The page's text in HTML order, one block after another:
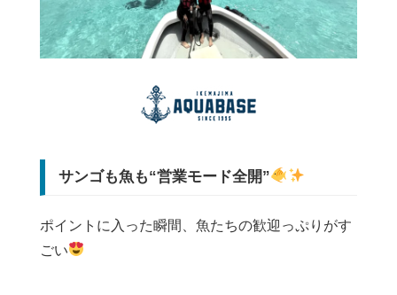
サンゴも魚も“営業モード全開”
ポイントに入った瞬間、魚たちの歓迎っぷりがす
ごい